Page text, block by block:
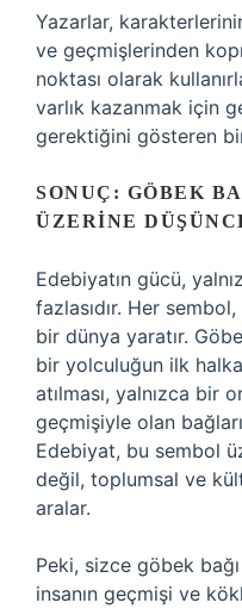
Yazarlar,
ve geçmişlerinden
noktası olarak
varlık kazanmak için
gerektiğini gösteren
SONUÇ: GÖBEK
ÜZERINE
Edebiyatın gücü,
fazlasıdır. Her
bir dünya yaratır.
bir yolculuğun ilk
atılması, yalnızca bir
geçmişiyle olan
Edebiyat, bu sembol
değil, toplumsal ve
aralar.
Peki, sizce göbek
insanın geçmişi ve